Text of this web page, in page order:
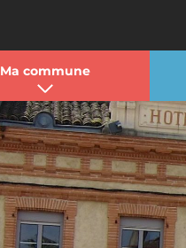
Ma commune